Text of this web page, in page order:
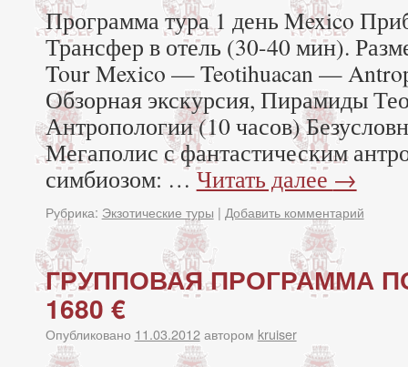
Программа тура 1 день Mexico
Трансфер в отель (30-40 мин).
Tour Mexico — Teotihuacan —
Обзорная экскурсия, Пирамиды
Антропологии (10 часов)
Мегаполис с фантастическим
симбиозом: …Читать далее →
Рубрика: Экзотические туры | Добавить комментарий
ГРУППОВАЯ ПРОГРАММА
1680 €
Опубликовано 11.03.2012 автором kruiser